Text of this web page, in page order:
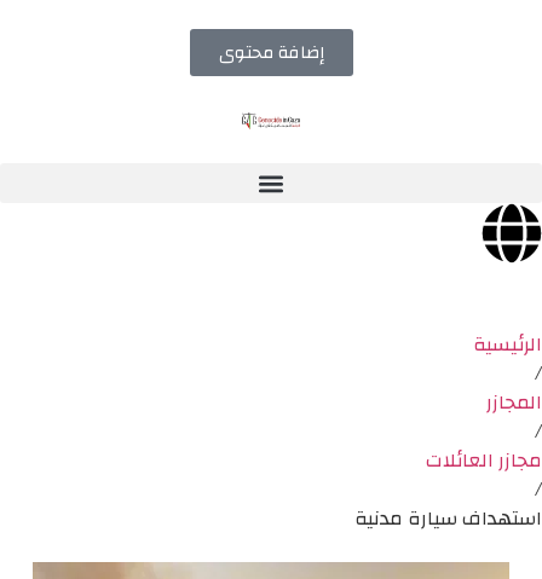
إضافة محتوى
الرئيسية
/
المجازر
/
مجازر العائلات
/
استهداف سيارة مدنية